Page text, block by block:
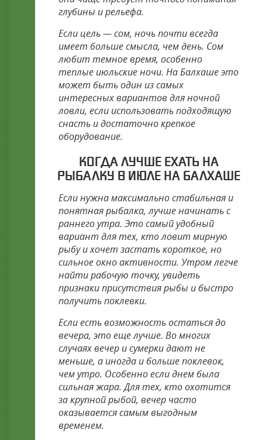
глубины и рельефа.
Если цель — сом, ночь почти всегда
имеет больше смысла, чем день. Сом
любит темное время, особенно
теплые июльские ночи. На Балхаше это
может быть один из самых
интересных вариантов для ночной
ловли, если использовать подходящую
снасть и достаточно крепкое
оборудование.
КОГДА ЛУЧШЕ ЕХАТЬ НА
РЫБАЛКУ В ИЮЛЕ НА БАЛХАШЕ
Если нужна максимально стабильная и
понятная рыбалка, лучше начинать с
раннего утра. Это самый удобный
вариант для тех, кто ловит мирную
рыбу и хочет застать короткое, но
сильное окно активности. Утром легче
найти рабочую точку, увидеть
признаки присутствия рыбы и быстро
получить поклевки.
Если есть возможность остаться до
вечера, это еще лучше. Во многих
случаях вечер и сумерки дают не
меньше, а иногда и больше поклевок,
чем утро. Особенно если днем была
сильная жара. Для тех, кто охотится
за крупной рыбой, вечер часто
оказывается самым выгодным
временем.